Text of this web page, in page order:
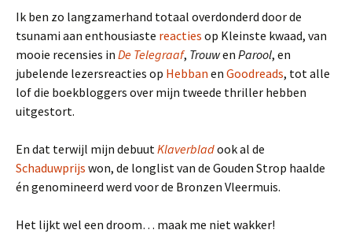
Ik ben zo langzamerhand totaal overdonderd door de
tsunami aan enthousiaste reacties op Kleinste kwaad, van
mooie recensies in De Telegraaf, Trouwen Parool, en
jubelende lezersreacties op Hebban en Goodreads, tot alle
lof die boekbloggers over mijn tweede thriller hebben
uitgestort.
En dat terwijl mijn debuutKlaverbladook al de
Schaduwprijs won, de longlist van de Gouden Strop haalde
én genomineerd werd voor de Bronzen Vleermuis.
Het lijkt wel een droom… maak me niet wakker!